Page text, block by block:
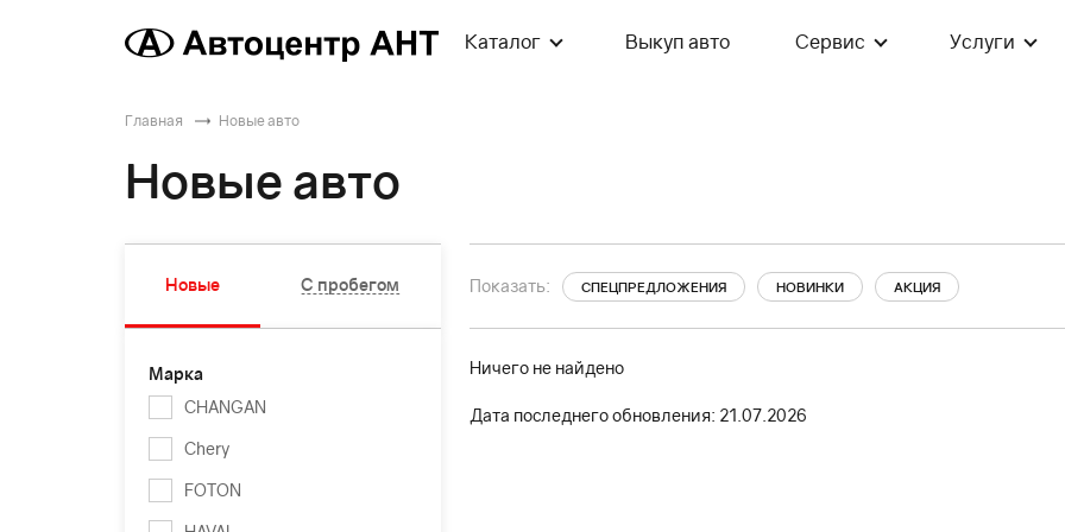
Каталог Выкуп авто Сервис Услуги
Главная Новые авто
Новые авто
Новые С пробегом
Марка
CHANGAN
Chery
FOTON
Показать: СПЕЦПРЕДЛОЖЕНИЯ НОВИНКИ АКЦИЯ
Ничего не найдено
Дата последнего обновления: 21.07.2026